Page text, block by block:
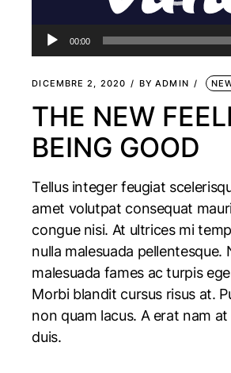
00:00
DICEMBRE 2, 2020 BY ADMIN
THE NEW
BEING GOOD
Tellus integer feugiat
amet volutpat consequat
congue nisi. At ultrices mi
nulla malesuada pellentesque.
malesuada fames ac turpis
Morbi blandit cursus risus at.
non quam lacus. A erat nam
duis.